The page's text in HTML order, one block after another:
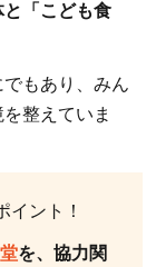
「こども食
もあり、みん
整えていま
イント！
を、協力関